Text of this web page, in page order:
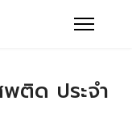
ติด ประจำ